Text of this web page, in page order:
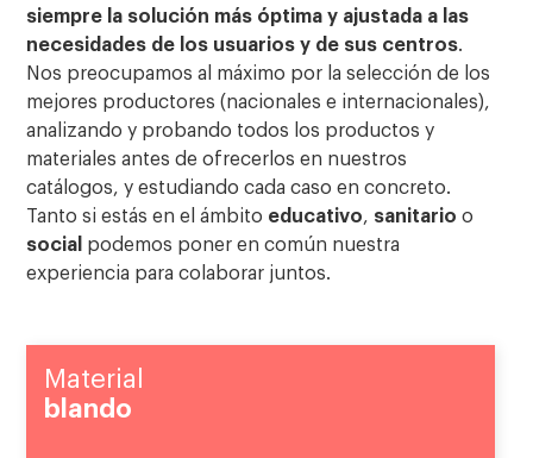
siempre la solución más óptima y ajustada a las
necesidades de los usuarios y de sus centros.
Nos preocupamos al máximo por la selección de los
mejores productores (nacionales e internacionales),
analizando y probando todos los productos y
materiales antes de ofrecerlos en nuestros
catálogos, y estudiando cada caso en concreto.
Tanto si estás en el ámbito educativo, sanitario o
social podemos poner en común nuestra
experiencia para colaborar juntos.
Material
blando